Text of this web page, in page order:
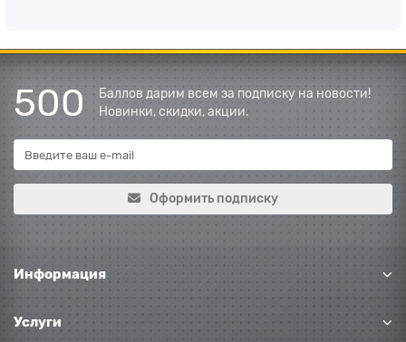
500
Баллов дарим всем за подписку на новости!
Новинки, скидки, акции.
Оформить подписку
Информация
Услуги